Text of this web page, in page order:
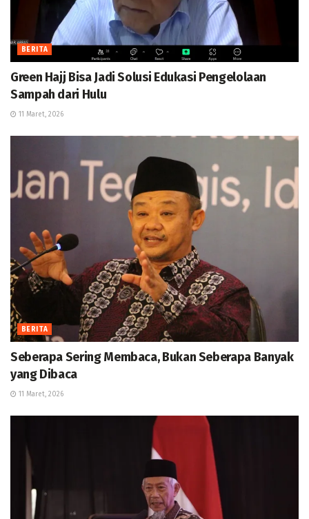
BERITA
Green Hajj Bisa Jadi Solusi Edukasi Pengelolaan
Sampah dari Hulu
11 Maret, 2026
BERITA
Seberapa Sering Membaca, Bukan Seberapa Banyak
yang Dibaca
11 Maret, 2026